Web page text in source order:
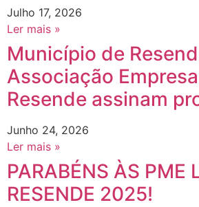
Julho 17, 2026
Ler mais »
Município de
Associação
Resende assinam
Junho 24, 2026
Ler mais »
PARABÉNS ÀS PME
RESENDE 2025!